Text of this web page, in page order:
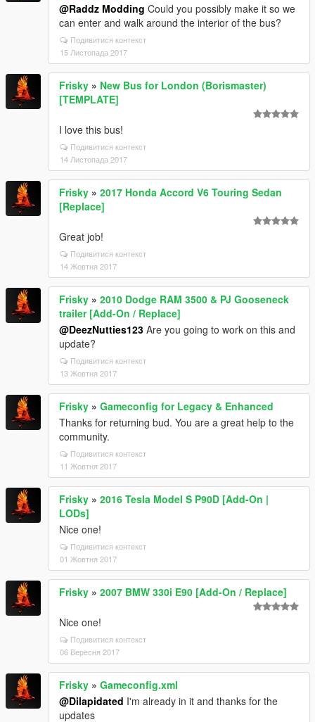
@Raddz Modding Could you possibly make it so we
can enter and walk around the interior of the bus?
Подивитися контекст
15 Листопада 2017
Frisky » New Bus for London (Borismaster)
[TEMPLATE]
I love this bus!
Подивитися контекст
14 Листопада 2017
Frisky » 2017 Honda Accord V6 Touring Sedan
[Replace]
Great job!
Подивитися контекст
14 Жовтня 2017
Frisky » 2010 Dodge RAM 3500 & PJ Gooseneck
trailer [Add-On / Replace]
@DeezNutties123 Are you going to work on this and
update?
Подивитися контекст
13 Жовтня 2017
Frisky » Gameconfig for Legacy & Enhanced
Thanks for returning bud. You are a great help to the
community.
Подивитися контекст
11 Жовтня 2017
Frisky » 2016 Tesla Model S P90D [Add-On |
LODs]
Nice one!
Подивитися контекст
01 Жовтня 2017
Frisky » 2007 BMW 330i E90 [Add-On / Replace]
Nice one!
Подивитися контекст
06 Вересня 2017
Frisky » Gameconfig.xml
@Dilapidated I'm already in it and thanks for the
updates